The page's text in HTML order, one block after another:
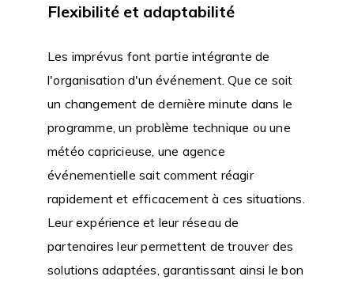
Flexibilité et adaptabilité
Les imprévus font partie intégrante de
l'organisation d'un événement. Que ce soit
un changement de dernière minute dans le
programme, un problème technique ou une
météo capricieuse, une agence
événementielle sait comment réagir
rapidement et efficacement à ces situations.
Leur expérience et leur réseau de
partenaires leur permettent de trouver des
solutions adaptées, garantissant ainsi le bon